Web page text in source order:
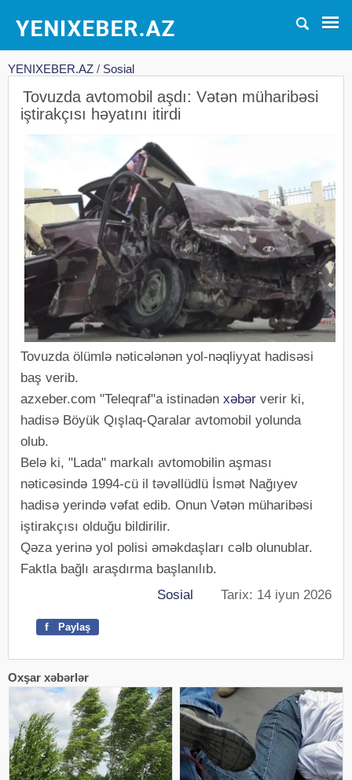
YENIXEBER.AZ / Sosial
Tovuzda avtomobil aşdı: Vətən müharibəsi
iştirakçısı həyatını itirdi
Tovuzda ölümlə nəticələnən yol-nəqliyyat hadisəsi
baş verib.
azxeber.com "Teleqraf"a istinadən xəbər verir ki,
hadisə Böyük Qışlaq-Qaralar avtomobil yolunda
olub.
Belə ki, "Lada" markalı avtomobilin aşması
nəticəsində 1994-cü il təvəllüdlü İsmət Nağıyev
hadisə yerində vəfat edib. Onun Vətən müharibəsi
iştirakçısı olduğu bildirilir.
Qəza yerinə yol polisi əməkdaşları cəlb olunublar.
Faktla bağlı araşdırma başlanılıb.
Sosial Tarix: 14 iyun 2026
f Paylaş
Oxşar xəbərlər